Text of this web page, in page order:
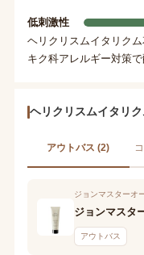
低刺激性
ヘリクリスムイタリク
キク科アレルギー対策
ヘリクリスムイタリ
アウトバス (2)
ジョンマスターオ
アウトバス